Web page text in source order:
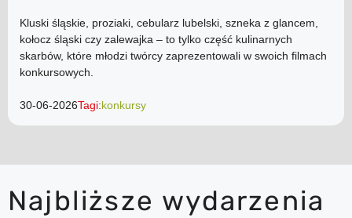
Kluski śląskie, proziaki, cebularz lubelski, szneka z glancem,
kołocz śląski czy zalewajka – to tylko część kulinarnych
skarbów, które młodzi twórcy zaprezentowali w swoich filmach
konkursowych.
30-06-2026Tagi:konkursy
Najbliższe wydarzenia